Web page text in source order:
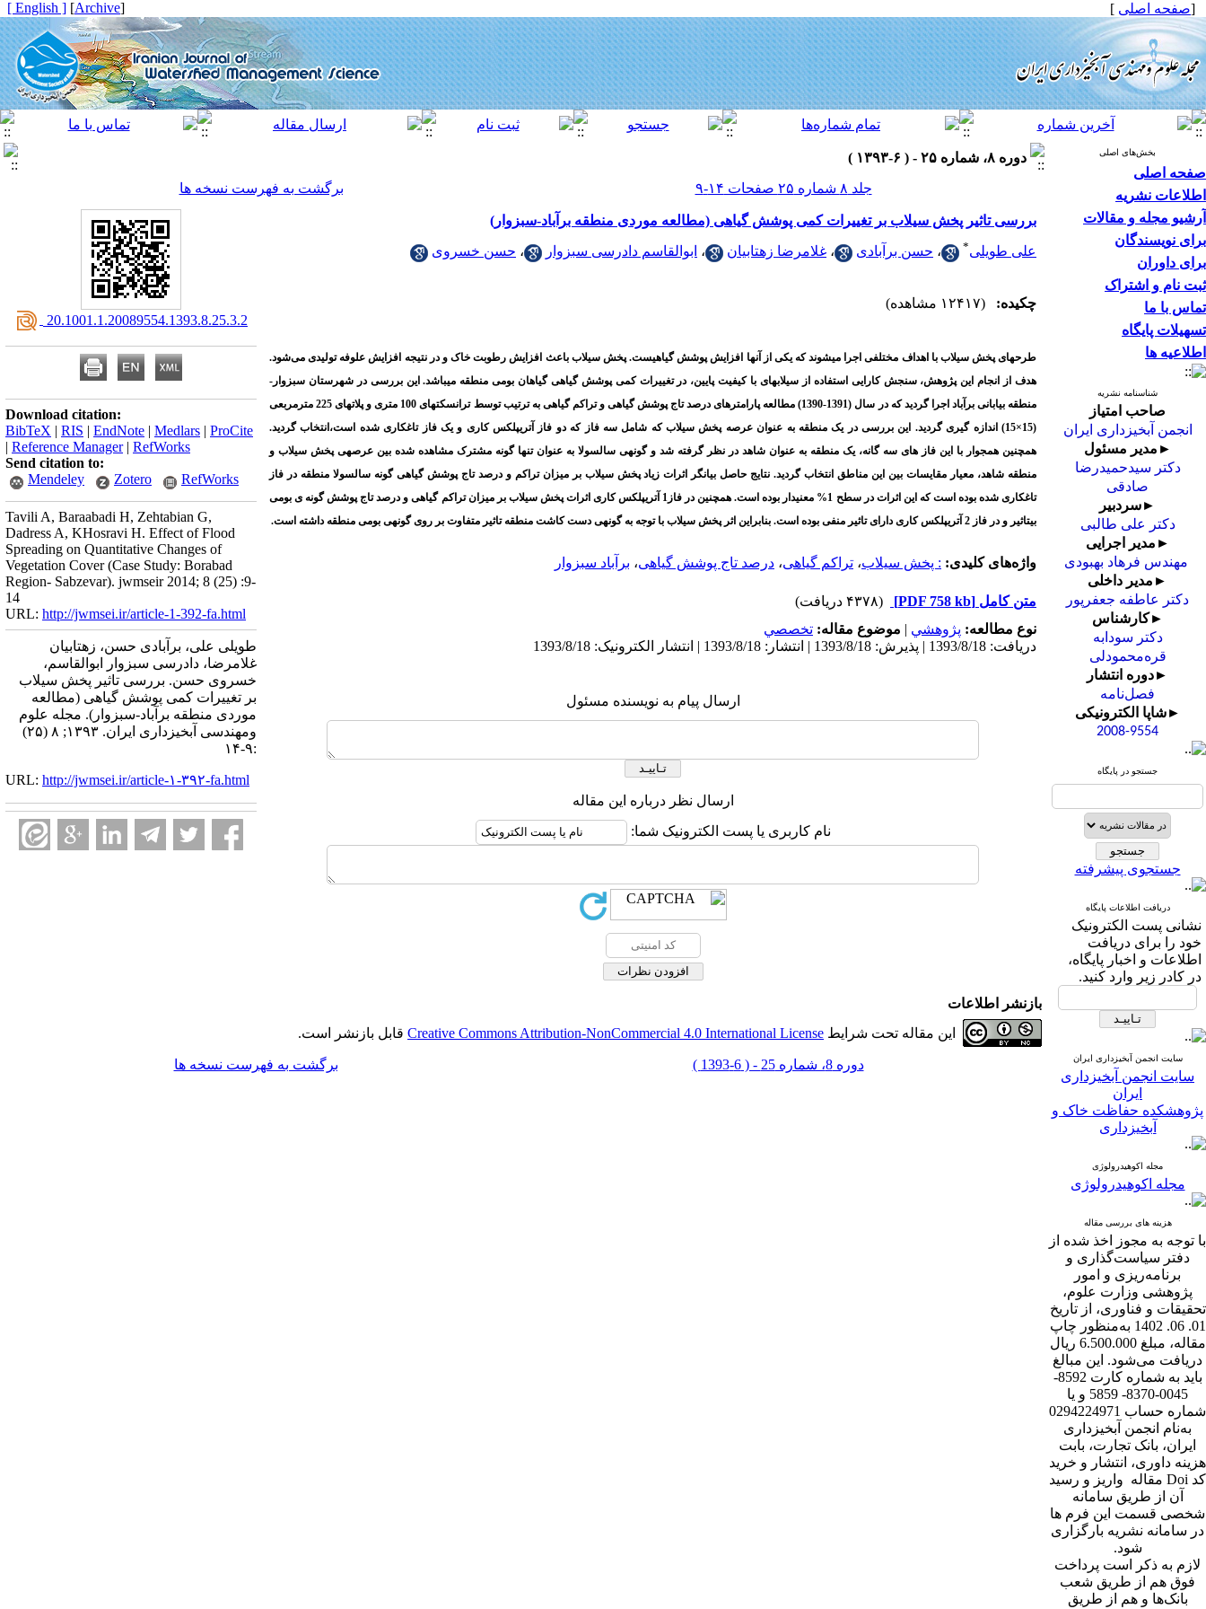
[صفحه اصلی ]
[
Archive
]
[ English ]
بخش‌های اصلی
صفحه اصلی
اطلاعات نشریه
آرشیو مجله و مقالات
برای نویسندگان
برای داوران
ثبت نام و اشتراک
تماس با ما
تسهیلات پایگاه
اطلاعیه ها
شناسنامه نشریه
صاحب امتیاز
انجمن آبخیزداری ایران
►مدیر مسئول
دکتر سیدحمیدرضا
صادقی
►سردبیر
دکتر علی طالبی
►مدیر اجرایی
مهندس فرهاد بهبودی
►مدیر داخلی
دکتر عاطفه جعفرپور
►کارشناس
دکتر سودابه
قره‌محمودلی
►دوره انتشار
فصل‌نامه
►شاپا الکترونیکی
2008-9554
جستجو در پایگاه
جستجوی پیشرفته
دریافت اطلاعات پایگاه
نشانی پست الکترونیک
خود را برای دریافت
اطلاعات و اخبار پایگاه،
در کادر زیر وارد کنید.
سایت انجمن آبخیزداری ایران
سایت انجمن آبخیزداری
ایران
پژوهشکده حفاظت خاک و
آبخیزداری
مجله اکوهیدرولوژی
مجله اکوهیدرولوژی
هزینه های بررسی مقاله
با توجه به مجوز اخذ شده از
دفتر سیاست‌گذاری و
برنامه‌ریزی و امور
پژوهشی وزارت علوم،
تحقیقات و فناوری، از تاریخ
01. 06. 1402 به‌منظور چاپ
مقاله، مبلغ 6.500.000 ریال
دریافت می‌شود. این مبالغ
باید به شماره کارت 8592-
0045-8370- 5859 و یا
شماره حساب 0294224971
به‌نام انجمن آبخیزداری
ایران، بانک تجارت، بابت
هزینه داوری، انتشار و خرید
کد Doi مقاله واریز و رسید
آن از طریق سامانه
شخصی قسمت این فرم ها
در سامانه نشریه بارگزاری
شود.
لازم به ذکر است پرداخت
فوق هم از طریق شعب
بانک‌‌ها و هم از طریق
دوره ۸، شماره ۲۵ - ( ۶-۱۳۹۳ )
جلد ۸ شماره ۲۵ صفحات ۱۴-۹
برگشت به فهرست نسخه ها
بررسی تاثیر پخش سیلاب بر تغییرات کمی پوشش گیاهی (مطالعه موردی منطقه برآباد-سبزوار)
علی طویلی* ، حسن برآبادی ، غلامرضا زهتابیان ، ابوالقاسم دادرسی سبزوار ، حسن خسروی
چکیده: (۱۲۴۱۷ مشاهده)
طرح­های پخش سیلاب با اهداف مختلفی اجرا می­شوند که یکی از آنها افزایش پوشش گیاهیست. پخش سیلب باعث افزایش رطوبت خاک و در نتیجه افزایش علوفه تولیدی میشود.
هدف از انجام این پژوهش، سنجش کارایی استفاده از سیلاب­های با کیفیت پایین، در تغییرات کمی پوشش گیاهی گیاهان بومی منطقه می­باشد. این بررسی در شهرستان سبزوار-
منطقه بیابانی برآباد اجرا گردید که در سال (1391-1390) مطالعه پارامترهای درصد تاج پوشش گیاهی و تراکم گیاهی به ترتیب توسط ترانسکت­های 100 متری و پلات­های 225 مترمربعی
(15×15) اندازه گیری گردید. این بررسی در یک منطقه به عنوان عرصه پخش سیلاب که شامل سه فاز که دو فاز آتریپلکس کاری و یک فاز تاغکاری شده است،انتخاب گردید.
همچنین همجوار با این فاز های سه گانه، یک منطقه به عنوان شاهد در نظر گرفته شد و گونه­ی سالسولا به عنوان تنها گونه مشترک مشاهده شده بین عرصه­ی پخش سیلاب و
منطقه شاهد، معیار مقایسات بین این مناطق انتخاب گردید. نتایج حاصل بیانگر اثرات زیاد پخش سیلاب بر میزان تراکم و درصد تاج پوشش گیاهی گونه سالسولا منطقه در فاز
تاغکاری شده بوده است که این اثرات در سطح 1% معنی­دار بوده است. همچنین در فاز1 آتریپلکس کاری اثرات پخش سیلاب بر میزان تراکم گیاهی و درصد تاج پوشش گونه ی بومی
بی­تاثیر و در فاز 2 آتریپلکس کاری دارای تاثیر منفی بوده است. بنابراین اثر پخش سیلاب با توجه به گونه­ی دست کاشت منطقه تاثیر متفاوت بر روی گونه­ی بومی منطقه داشته است.
واژه‌های کلیدی: : پخش سیلاب، تراکم گیاهی، درصد تاج پوشش گیاهی، برآباد سبزوار
متن کامل [PDF 758 kb]
(۴۳۷۸ دریافت)
نوع مطالعه: پژوهشي | موضوع مقاله: تخصصي
دریافت: 1393/8/18 | پذیرش: 1393/8/18 | انتشار: 1393/8/18 | انتشار الکترونیک: 1393/8/18
ارسال پیام به نویسنده مسئول
ارسال نظر درباره این مقاله
نام کاربری یا پست الکترونیک شما:
‎ 20.1001.1.20089554.1393.8.25.3.2
Download citation:
BibTeX | RIS | EndNote | Medlars | ProCite
| Reference Manager| RefWorks
Send citation to:
Mendeley
Zotero RefWorks
Tavili A, Baraabadi H, Zehtabian G,
Dadress A, KHosravi H. Effect of Flood
Spreading on Quantitative Changes of
Vegetation Cover (Case Study: Borabad
Region- Sabzevar). jwmseir 2014; 8 (25) :9-
14
URL: http://jwmsei.ir/article-1-392-fa.html
طویلی علی، برآبادی حسن، زهتابیان
غلامرضا، دادرسی سبزوار ابوالقاسم،
خسروی حسن. بررسی تاثیر پخش سیلاب
بر تغییرات کمی پوشش گیاهی (مطالعه
موردی منطقه برآباد-سبزوار). مجله علوم
ومهندسی آبخیزداری ایران. ۱۳۹۳; ۸ (۲۵)
:۹-۱۴
URL: http://jwmsei.ir/article-۱-۳۹۲-fa.html
بازنشر اطلاعات
این مقاله تحت شرایط Creative Commons Attribution-NonCommercial 4.0 International License قابل بازنشر است.
دوره 8، شماره 25 - ( 6-1393 ) برگشت به فهرست نسخه ها